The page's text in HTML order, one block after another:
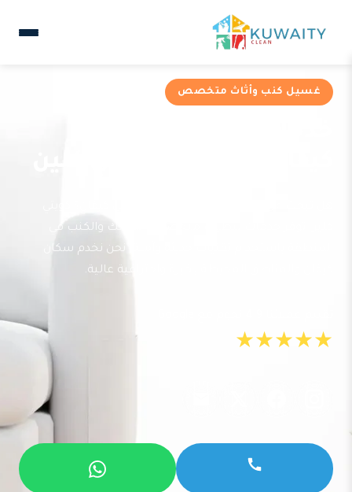
غسيل كنب وأثاث متخصص
كلين توفر خدمات تنظيف متخصصة للأرائك والكنب في
المنطقة باستخدام تقنيات حديثة وآمنة. نحن نخدم سكان
كيفان والمناطق المحيطة بخبرة واحترافية عالية.
★★★★★